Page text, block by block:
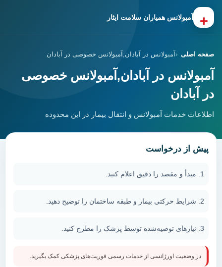
+ آمبولانس همیاران سلامت ایثار
صفحه اصلی آمبولانس در آبادان,آمبولانس خصوصی در آبادان
آمبولانس در آبادان,آمبولانس خصوصی
در آبادان
اطلاعات خدمات آمبولانس و انتقال بیمار در این محدوده
پیش از درخواست
مبدأ و مقصد را دقیق اعلام کنید.
شرایط حرکتی بیمار و طبقه ساختمان را توضیح دهید.
نیازهای توصیه‌شده توسط پزشک را مطرح کنید.
در وضعیت اورژانسی از خدمات رسمی فوریت‌های پزشکی کمک بگیرید.